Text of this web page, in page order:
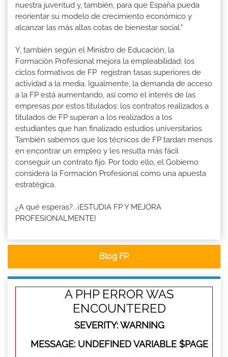
nuestra juventud y, también, para que España pueda
reorientar su modelo de crecimiento económico y
alcanzar las más altas cotas de bienestar social."
Y, también según el Ministro de Educación, la
Formación Profesional mejora la empleabilidad: los
ciclos formativos de FP registran tasas superiores de
actividad a la media. Igualmente, la demanda de acceso
a la FP está aumentando, así como el interés de las
empresas por estos titulados: los contratos realizados a
titulados de FP superan a los realizados a los
estudiantes que han finalizado estudios universitarios.
También sabemos que los técnicos de FP tardan menos
en encontrar un empleo y les resulta más fácil
conseguir un contrato fijo. Por todo ello, el Gobierno
considera la Formación Profesional como una apuesta
estratégica.
¿A qué esperas?...¡ESTUDIA FP Y MEJORA
PROFESIONALMENTE!
Blog FP
A PHP ERROR WAS
ENCOUNTERED
SEVERITY: WARNING
MESSAGE: UNDEFINED VARIABLE $PAGE